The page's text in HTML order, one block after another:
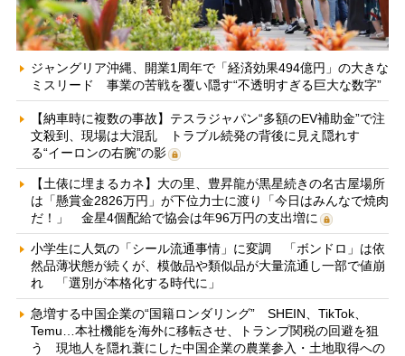
ジャングリア沖縄、開業1周年で「経済効果494億円」の大きな
ミスリード 事業の苦戦を覆い隠す“不透明すぎる巨大な数字”
【納車時に複数の事故】テスラジャパン“多額のEV補助金”で注
文殺到、現場は大混乱 トラブル続発の背後に見え隠れす
る“イーロンの右腕”の影
【土俵に埋まるカネ】大の里、豊昇龍が黒星続きの名古屋場所
は「懸賞金2826万円」が下位力士に渡り「今日はみんなで焼肉
だ！」 金星4個配給で協会は年96万円の支出増に
小学生に人気の「シール流通事情」に変調 「ボンドロ」は依
然品薄状態が続くが、模倣品や類似品が大量流通し一部で値崩
れ 「選別が本格化する時代に」
急増する中国企業の“国籍ロンダリング” SHEIN、TikTok、
Temu…本社機能を海外に移転させ、トランプ関税の回避を狙
う 現地人を隠れ蓑にした中国企業の農業参入・土地取得への